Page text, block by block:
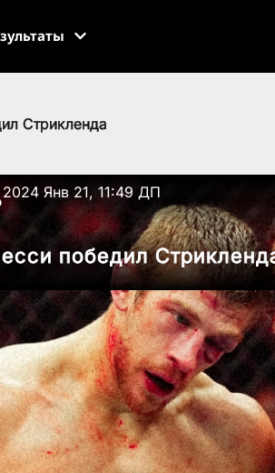
Стрикленда
2024 Янв 21, 11:49 ДП
победил